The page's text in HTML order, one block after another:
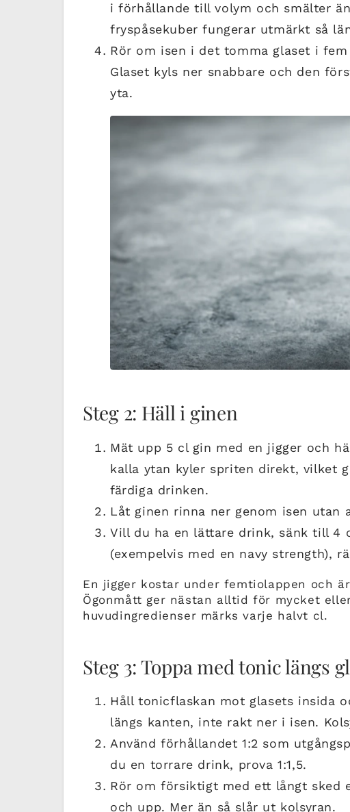
i förhållande till volym och smälter
fryspåsekuber fungerar utmärkt så
Rör om isen i det tomma glaset i
Glaset kyls ner snabbare och den
yta.
Steg 2: Häll i ginen
Mät upp 5 cl gin med en jigger och
kalla ytan kyler spriten direkt, vilket
färdiga drinken.
Låt ginen rinna ner genom isen utan
Vill du ha en lättare drink, sänk till 4
(exempelvis med en navy strength),
En jigger kostar under femtiolappen och
Ögonmått ger nästan alltid för mycket
huvudingredienser märks varje halvt cl.
Steg 3: Toppa med tonic längs
Håll tonicflaskan mot glasets insida
längs kanten, inte rakt ner i isen.
Använd förhållandet 1:2 som
du en torrare drink, prova 1:1,5.
Rör om försiktigt med ett långt sked
och upp. Mer än så slår ut kolsyran.